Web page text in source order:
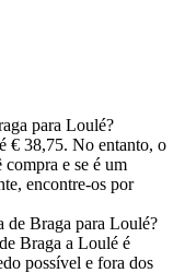
para Loulé?
€ 38,75. No entanto, o
e se é um
encontre-os por
de Braga para Loulé?
Braga a Loulé é
possível e fora dos